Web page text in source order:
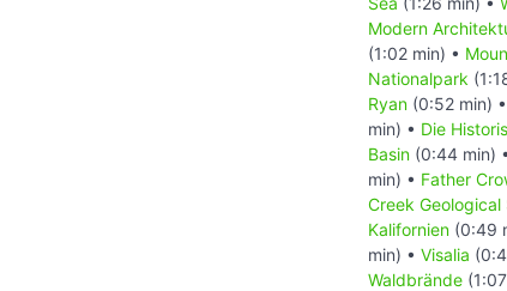
Modern
(1:02 min) •
Nationalpark
Ryan (0:52 min) •
min) • Die
Basin (0:44 min) •
min) • Father
Creek Geological
Kalifornien (0:49
min) • Visalia
Waldbrände